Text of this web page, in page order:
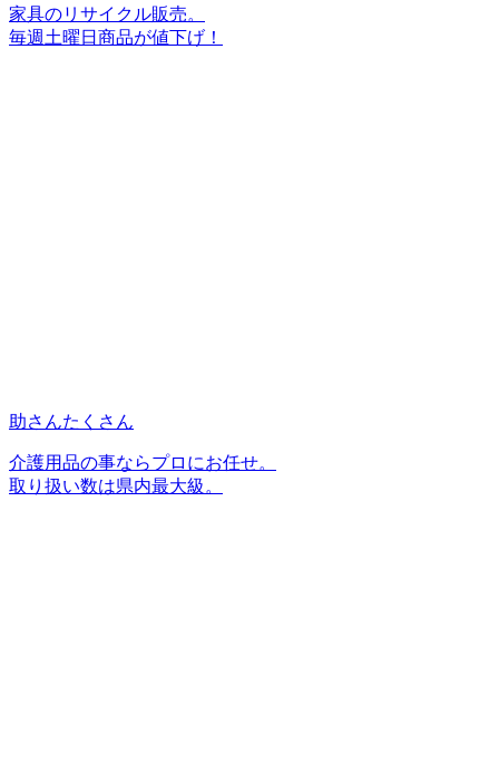
家具のリサイクル販売。
毎週土曜日商品が値下げ！
助さんたくさん
介護用品の事ならプロにお任せ。
取り扱い数は県内最大級。